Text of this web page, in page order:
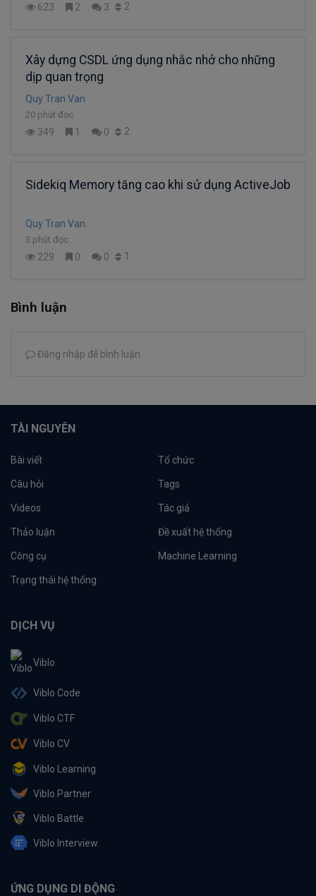
623 2 3 2
Xây dựng CSDL ứng dụng nhắc nhở cho những
dịp quan trọng
Quy Tran Van
20 phút đọc
349 1 0 2
Sidekiq Memory tăng cao khi sử dụng ActiveJob
Quy Tran Van
3 phút đọc
229 0 0 1
Bình luận
Đăng nhập để bình luận
TÀI NGUYÊN
Bài viết Tổ chức
Câu hỏi Tags
Videos Tác giả
Thảo luận Đề xuất hệ thống
Công cụ Machine Learning
Trạng thái hệ thống
DỊCH VỤ
Viblo
Viblo Code
Viblo CTF
Viblo CV
Viblo Learning
Viblo Partner
Viblo Battle
Viblo Interview
ỨNG DỤNG DI ĐỘNG